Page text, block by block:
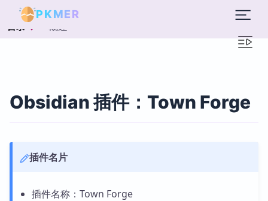
PKMER
目录 概述
Obsidian 插件：Town Forge
插件名片
插件名称：Town Forge